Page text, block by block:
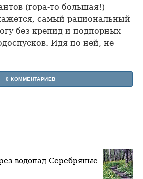
(гора-то большая!)
самый рациональный
без крепид и подпорных
Идя по ней, не
0 КОММЕНТАРИЕВ
водопад Серебряные